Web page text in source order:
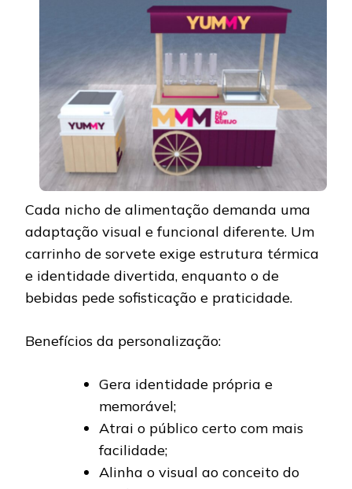
Cada nicho de alimentação demanda uma
adaptação visual e funcional diferente. Um
carrinho de sorvete exige estrutura térmica
e identidade divertida, enquanto o de
bebidas pede sofisticação e praticidade.
Benefícios da personalização:
Gera identidade própria e
memorável;
Atrai o público certo com mais
facilidade;
Alinha o visual ao conceito do